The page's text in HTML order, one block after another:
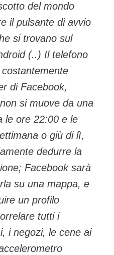
del mondo
il pulsante di avvio
si trovano sul
(..) Il telefono
di Facebook,
si muove da una
le ore 22:00 e le
o giù di lì,
dedurre la
Facebook sarà
su una mappa, e
un profilo
tutti i
i negozi, le cene ai